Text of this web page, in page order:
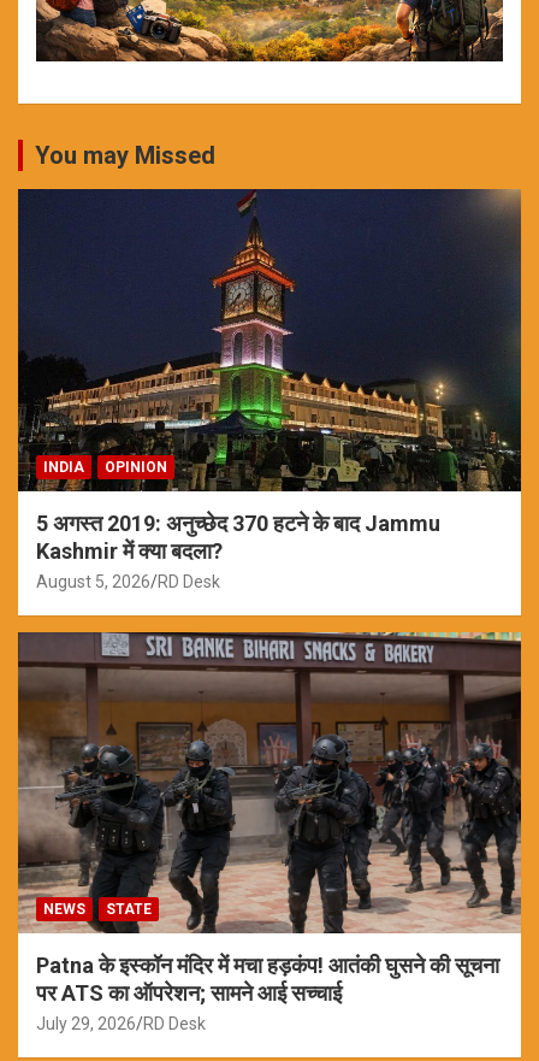
You may Missed
INDIA OPINION
5 अगस्त 2019: अनुच्छेद 370 हटने के बाद Jammu
Kashmir में क्या बदला?
August 5, 2026 RD Desk
NEWS STATE
Patna के इस्कॉन मंदिर में मचा हड़कंप! आतंकी घुसने की सूचना
पर ATS का ऑपरेशन; सामने आई सच्चाई
July 29, 2026 RD Desk